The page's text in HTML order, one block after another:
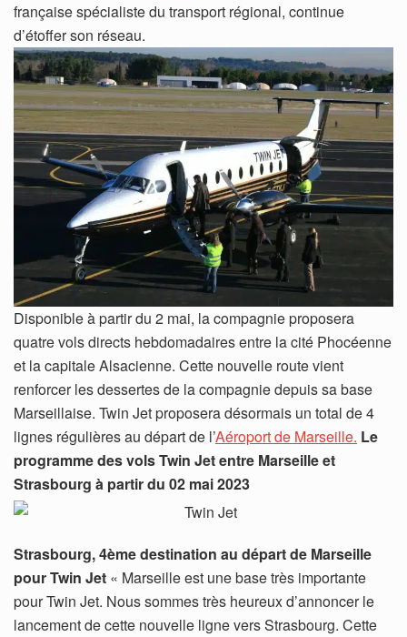
française spécialiste du transport régional, continue
d’étoffer son réseau.
Disponible à partir du 2 mai, la compagnie proposera
quatre vols directs hebdomadaires entre la cité Phocéenne
et la capitale Alsacienne. Cette nouvelle route vient
renforcer les dessertes de la compagnie depuis sa base
Marseillaise. Twin Jet proposera désormais un total de 4
lignes régulières au départ de l’Aéroport de Marseille. Le
programme des vols Twin Jet entre Marseille et
Strasbourg à partir du 02 mai 2023
Strasbourg, 4ème destination au départ de Marseille
pour Twin Jet « Marseille est une base très importante
pour Twin Jet. Nous sommes très heureux d’annoncer le
lancement de cette nouvelle ligne vers Strasbourg. Cette